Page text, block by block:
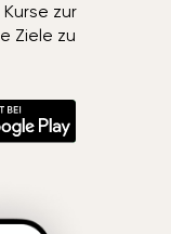
zur
Ziele zu